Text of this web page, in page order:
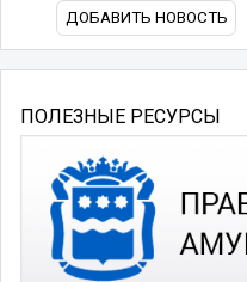
ДОБАВИТЬ НОВОСТЬ
ПОЛЕЗНЫЕ РЕСУРСЫ